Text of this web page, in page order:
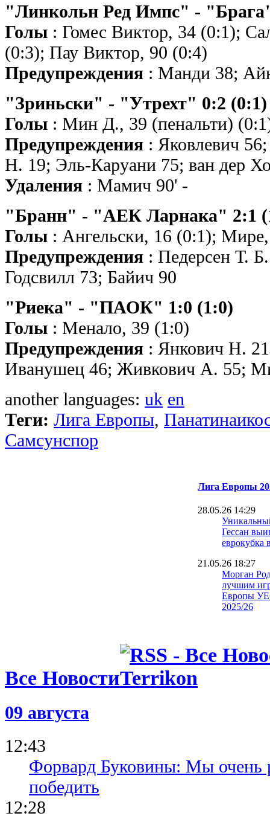
"Линкольн Ред Импс" -
Голы : Гомес Виктор, 34 (0:1);
(0:3); Пау Виктор, 90 (0:4)
Предупреждения : Манди 38;
"Зриньски" - "Утрехт" 0:2 (0:1)
Голы : Мин Д., 39 (пенальти)
Предупреждения : Яковлевич
Н. 19; Эль-Каруани 75; ван дер
Удаления : Мамич 90' -
"Бранн" - "АЕК Ларнака" 2:1
Голы : Ангельски, 16 (0:1);
Предупреждения : Педерсен Т.
Годсвилл 73; Байич 90
"Риека" - "ПАОК" 1:0 (1:0)
Голы : Менало, 39 (1:0)
Предупреждения : Янкович Н.
Иванушец 46; Живкович А. 55;
another languages: uk en
Теги: Лига Европы,
Самсунспор
Лига Европы
28.05.26 14:29
Гессан
еврокубка
21.05.26 18:27
Морган
лучшим
Европы
2025/26
со
21.05.26 08:15
Все Новости
09 августа
12:43
Форвард Буковины: Мы очень
победить
12:28